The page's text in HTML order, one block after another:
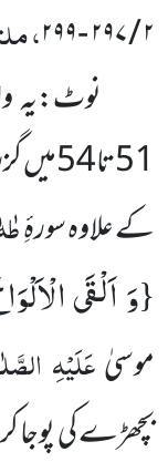
۲ / ۲۹۷ -۲۹۹ ،
نوٹ:یہ
کے علاوہ سورۂِ
{وَ اَلْقَى
موسیٰعَلَیْہِ
بچھڑے کی پوجا